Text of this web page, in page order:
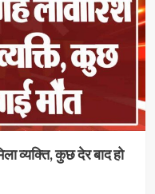
व्यक्ति, कुछ देर बाद हो